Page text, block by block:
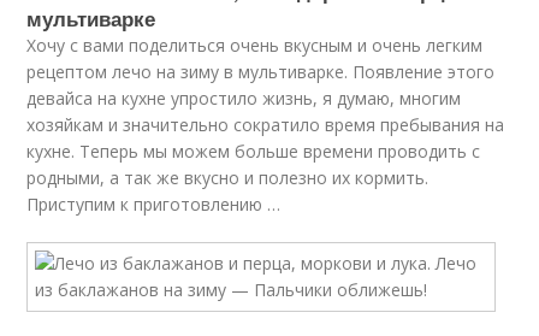
мультиварке
Хочу с вами поделиться очень вкусным и очень легким
рецептом лечо на зиму в мультиварке. Появление этого
девайса на кухне упростило жизнь, я думаю, многим
хозяйкам и значительно сократило время пребывания на
кухне. Теперь мы можем больше времени проводить с
родными, а так же вкусно и полезно их кормить.
Приступим к приготовлению …